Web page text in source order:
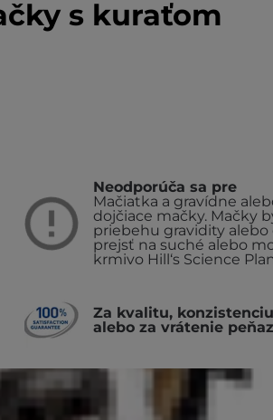
s kuraťom
Neodporúča sa pre
Mačiatka a gravídne
dojčiace mačky. Mačky
priebehu gravidity alebo
prejsť na suché alebo
krmivo Hill‘s Science
Za kvalitu,
alebo za vrátenie